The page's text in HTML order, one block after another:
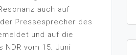
auch auf
Pressesprecher des
und auf die
NDR vom 15. Juni